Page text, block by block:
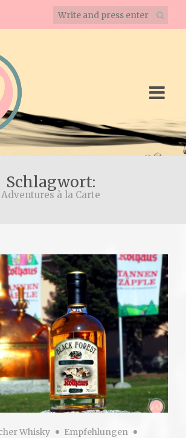
Schlagwort:
Adventures à la Carte
Whisky
Empfehlungen